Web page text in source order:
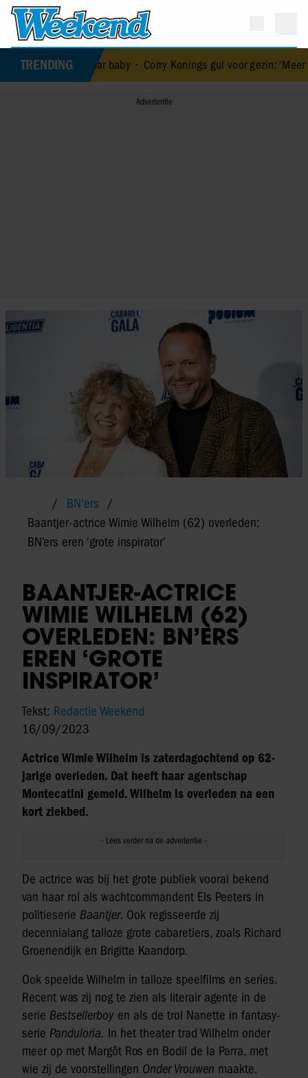
TRENDING
haar baby• Corry Konings gul voor gezin: ‘Meer voor over dan
BN'ers
Baantjer-actrice Wimie Wilhelm (62) overleden:
BN’ers eren ‘grote inspirator’
BAANTJER-ACTRICE
WIMIE WILHELM (62)
OVERLEDEN: BN’ERS
EREN ‘GROTE
INSPIRATOR’
Tekst: Redactie Weekend
16/09/2023
Actrice Wimie Wilhelm is zaterdagochtend op 62-
jarige overleden. Dat heeft haar agentschap
Montecatini gemeld. Wilhelm is overleden na een
kort ziekbed.
De actrice was bij het grote publiek vooral bekend
van haar rol als wachtcommandent Els Peeters in
politieserie Baantjer. Ook regisseerde zij
decennialang talloze grote cabaretiers, zoals Richard
Groenendijk en Brigitte Kaandorp.
Ook speelde Wilhelm in talloze speelfilms en series.
Recent was zij nog te zien als literair agente in de
serie Bestsellerboy en als de trol Nanette in fantasy-
serie Panduloria. In het theater trad Wilhelm onder
meer op met Margôt Ros en Bodil de la Parra, met
wie zij de voorstellingen Onder Vrouwen maakte.